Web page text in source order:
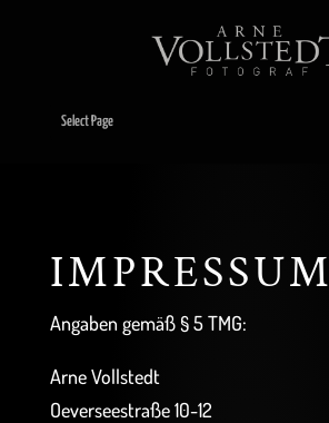
Select Page
IMPRESSUM
Angaben gemäß § 5 TMG:
Arne Vollstedt
Oeverseestraße 10-12